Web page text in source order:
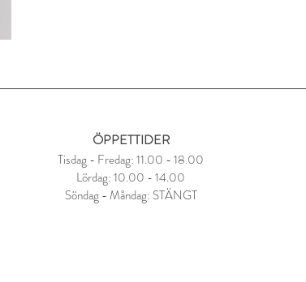
ÖPPETTIDER
Tisdag - Fredag: 11.00 - 18.00
Lördag: 10.00 - 14.00
Söndag - Måndag: STÄNGT